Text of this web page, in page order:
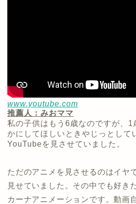
www.youtube.com
推薦人：みおママ
私の子供はもう6歳なのですが、1
かにしてほしいときやじっとして
YouTubeを見させていました。
ただのアニメを見させるのはイヤ
見せていました。その中でも好き
カーナアニメーションです。動画